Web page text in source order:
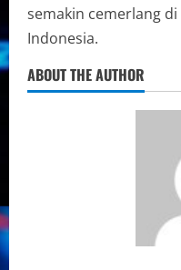
semakin cemerlang di
Indonesia.
ABOUT THE AUTHOR